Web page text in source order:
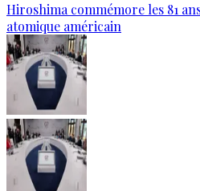
Hiroshima commémore les 81
atomique américain